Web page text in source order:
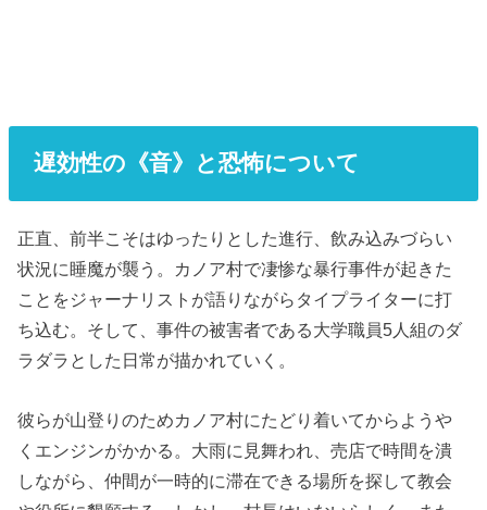
遅効性の《音》と恐怖について
正直、前半こそはゆったりとした進行、飲み込みづらい
状況に睡魔が襲う。カノア村で凄惨な暴行事件が起きた
ことをジャーナリストが語りながらタイプライターに打
ち込む。そして、事件の被害者である大学職員5人組のダ
ラダラとした日常が描かれていく。
彼らが山登りのためカノア村にたどり着いてからようや
くエンジンがかかる。大雨に見舞われ、売店で時間を潰
しながら、仲間が一時的に滞在できる場所を探して教会